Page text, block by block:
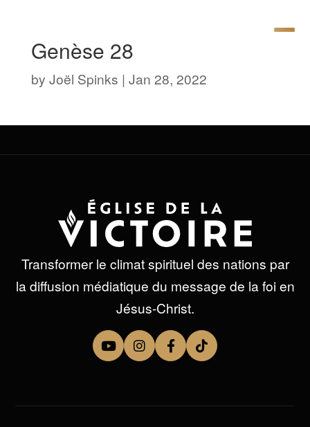
Genèse 28
by Joël Spinks | Jan 28, 2022
Transformer le climat spirituel des nations par
la diffusion médiatique du message de la foi en
Jésus-Christ.